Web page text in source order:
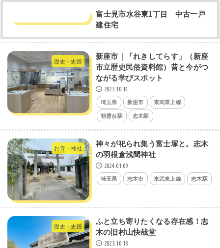
富士見市水谷東1丁目 中古一戸
建住宅
歴史・史跡
新座市｜「れきしてらす」（新座
市立歴史民俗資料館）昔と今がつ
ながる学びスポット
2025.10.14
埼玉県 新座市 東武東上線
朝霞台駅 志木駅
お寺・神社
神々が祀られ集う富士塚と。志木
の羽根倉浅間神社
2024.01.09
埼玉県 志木市 東武東上線 志木駅
歴史・史跡
ふと立ち寄りたくなる存在感！志
木の旧村山快哉堂
2023.10.18